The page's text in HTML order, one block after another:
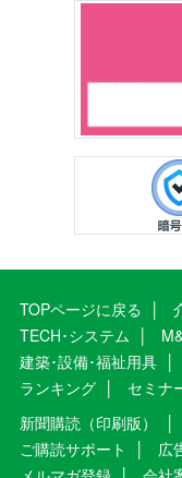
TOPページに戻る
TECH･システム
建築･設備･福祉用具
ランキング
セミナ
新聞購読（印刷版）
ご購読サポート
広